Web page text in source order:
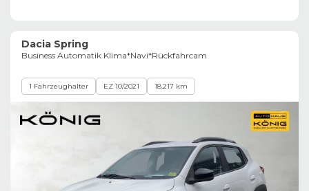
Dacia Spring
Business Automatik Klima*Navi*Rückfahrcam
1 Fahrzeughalter EZ 10/2021 18.217 km